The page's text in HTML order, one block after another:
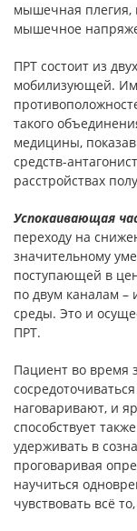
мышечная плегия,
мышечное
ПРТ состоит из
мобилизующей.
такого
медицины,
средств-
расстройствах
Успокаивающая
переходу на
значительному
поступающей в
по двум каналам
среды. Это и
ПРТ.
Пациент во время
наговаривают, и
способствует
удерживать в
проговаривая
научиться
чувствовать всё